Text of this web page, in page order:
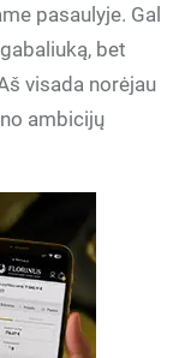
pasaulyje. Gal
bet
visada norėjau
ambicijų